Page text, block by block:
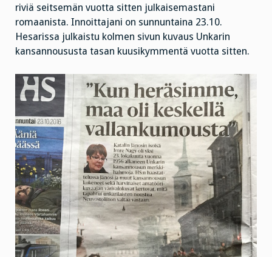
riviä seitsemän vuotta sitten julkaisemastani
romaanista. Innoittajani on sunnuntaina 23.10.
Hesarissa julkaistu kolmen sivun kuvaus Unkarin
kansannoususta tasan kuusikymmentä vuotta sitten.